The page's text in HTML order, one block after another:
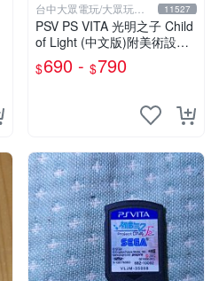
台中大眾電玩/大眾玩具
店
11527
PSV PS VITA 光明之子 Child
of Light (中文版)附美術設定
集(二手商品)【台中大眾電
玩】
$690 - $790